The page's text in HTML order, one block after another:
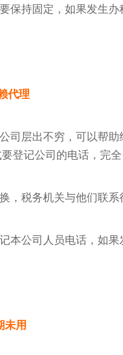
保持固定，如果发生
代理
司层出不穷，可以帮
登记公司的电话，完
，税务机关与他们联
本公司人员电话，如
未用